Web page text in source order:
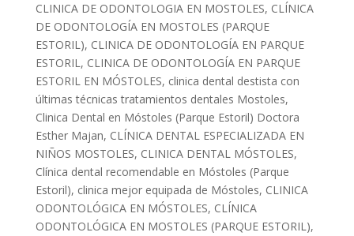
CLINICA DE ODONTOLOGIA EN MOSTOLES, CLÍNICA
DE ODONTOLOGÍA EN MOSTOLES (PARQUE
ESTORIL), CLINICA DE ODONTOLOGÍA EN PARQUE
ESTORIL, CLINICA DE ODONTOLOGÍA EN PARQUE
ESTORIL EN MÓSTOLES, clinica dental destista con
últimas técnicas tratamientos dentales Mostoles,
Clinica Dental en Móstoles (Parque Estoril) Doctora
Esther Majan, CLÍNICA DENTAL ESPECIALIZADA EN
NIÑOS MOSTOLES, CLINICA DENTAL MÓSTOLES,
Clínica dental recomendable en Móstoles (Parque
Estoril), clinica mejor equipada de Móstoles, CLINICA
ODONTOLÓGICA EN MÓSTOLES, CLÍNICA
ODONTOLÓGICA EN MOSTOLES (PARQUE ESTORIL),